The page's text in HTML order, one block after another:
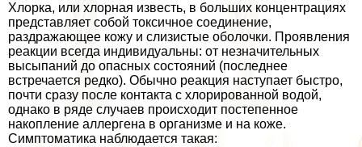
Хлорка, или хлорная известь, в больших концентрациях
представляет собой токсичное соединение,
раздражающее кожу и слизистые оболочки. Проявления
реакции всегда индивидуальны: от незначительных
высыпаний до опасных состояний (последнее
встречается редко). Обычно реакция наступает быстро,
почти сразу после контакта с хлорированной водой,
однако в ряде случаев происходит постепенное
накопление аллергена в организме и на коже.
Симптоматика наблюдается такая: